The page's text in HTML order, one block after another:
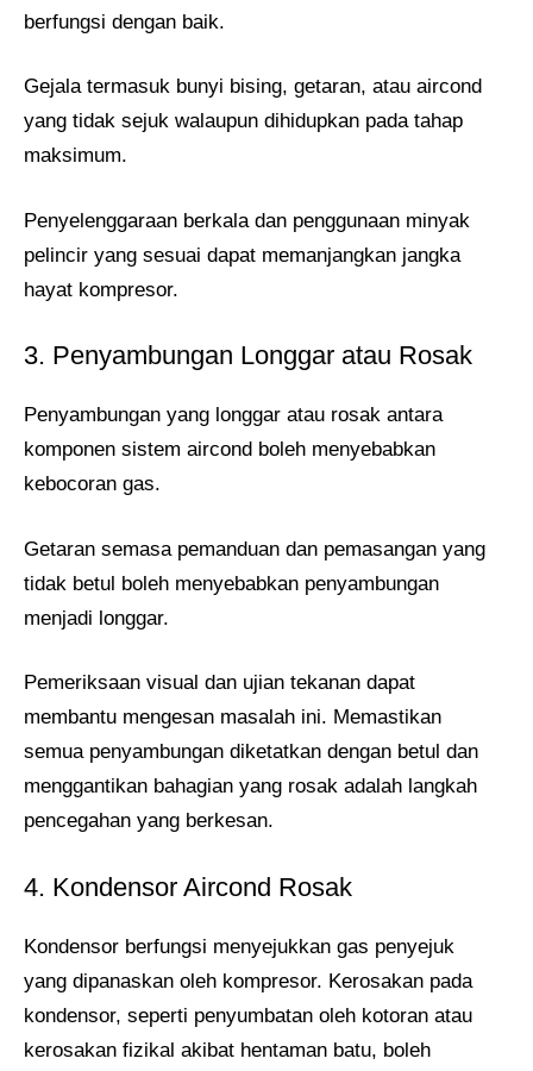
berfungsi dengan baik.
Gejala termasuk bunyi bising, getaran, atau aircond
yang tidak sejuk walaupun dihidupkan pada tahap
maksimum.
Penyelenggaraan berkala dan penggunaan minyak
pelincir yang sesuai dapat memanjangkan jangka
hayat kompresor.
3. Penyambungan Longgar atau Rosak
Penyambungan yang longgar atau rosak antara
komponen sistem aircond boleh menyebabkan
kebocoran gas.
Getaran semasa pemanduan dan pemasangan yang
tidak betul boleh menyebabkan penyambungan
menjadi longgar.
Pemeriksaan visual dan ujian tekanan dapat
membantu mengesan masalah ini. Memastikan
semua penyambungan diketatkan dengan betul dan
menggantikan bahagian yang rosak adalah langkah
pencegahan yang berkesan.
4. Kondensor Aircond Rosak
Kondensor berfungsi menyejukkan gas penyejuk
yang dipanaskan oleh kompresor. Kerosakan pada
kondensor, seperti penyumbatan oleh kotoran atau
kerosakan fizikal akibat hentaman batu, boleh